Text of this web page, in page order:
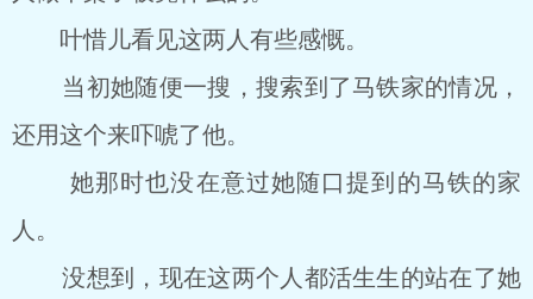
叶惜儿看见这两人有些感慨。
当初她随便一搜，搜索到了马铁家的情况，
还用这个来吓唬了他。
她那时也没在意过她随口提到的马铁的家
人。
没想到，现在这两个人都活生生的站在了她